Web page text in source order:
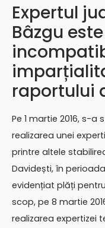
Expertul
Bâzgu
raportului
Pe 1 martie 2016, s-
realizarea unei
printre altele
Davidești, în
evidențiat plăți
scop, pe 8 martie
realizarea expertizei